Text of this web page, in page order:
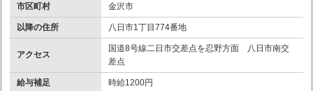
市区町村 金沢市
以降の住所 八日市1丁目774番地
アクセス
国道8号線二日市交差点を忍野方面 八日市南交
差点
給与補足 時給1200円